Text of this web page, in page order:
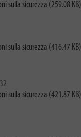
sulla sicurezza (259.08 KB)
sulla sicurezza (416.47 KB)
sulla sicurezza (421.87 KB)